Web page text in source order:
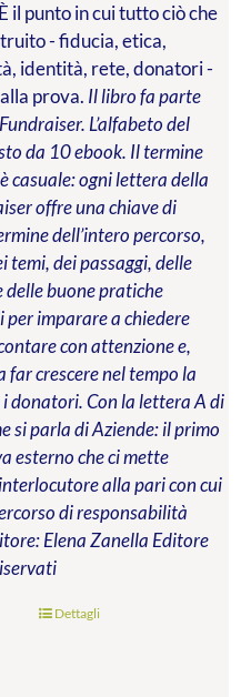
il punto in cui tutto ciò che
- fiducia, etica,
identità, rete, donatori -
prova. Il libro fa parte
L’alfabeto del
da 10 ebook. Il termine
casuale: ogni lettera della
offre una chiave di
dell’intero percorso,
temi, dei passaggi, delle
delle buone pratiche
per imparare a chiedere
con attenzione e,
crescere nel tempo la
donatori. Con la lettera A di
si parla di Aziende: il primo
esterno che ci mette
alla pari con cui
di responsabilità
Elena Zanella Editore
Dettagli